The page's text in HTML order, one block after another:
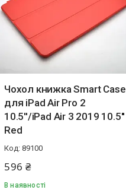
Чохол книжка Smart Case
для iPad Air Pro 2
10.5''/iPad Air 3 2019 10.5''
Red
89100
596 ₴
В наявності